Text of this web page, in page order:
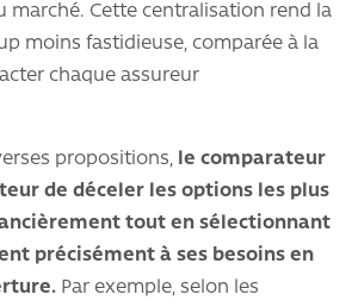
marché. Cette centralisation rend la
moins fastidieuse, comparée à la
chaque assureur
propositions, le comparateur
de déceler les options les plus
tout en sélectionnant
précisément à ses besoins en
Par exemple, selon les